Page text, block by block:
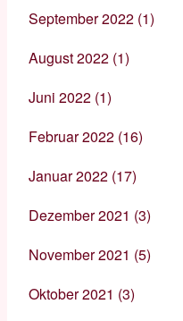
September 2022 (1)
August 2022 (1)
Juni 2022 (1)
Februar 2022 (16)
Januar 2022 (17)
Dezember 2021 (3)
November 2021 (5)
Oktober 2021 (3)